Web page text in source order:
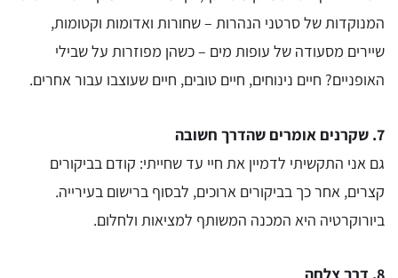
המנוקדות של סרטני הנהרות – שחורות ואדומות וקטומות,
שיירים מסעודה של עופות מים – כשהן מפוזרות על שבילי
האופניים? חיים נינוחים, חיים טובים, חיים שעוצבו עבור אחרים.
7. שקרנים אומרים שהדרך חשובה
גם אני התקשיתי לדמיין את חיי עד שחייתי: קודם בביקורים
קצרים, אחר כך בביקורים ארוכים, לבסוף ברישום בעירייה.
ביורוקרטיה היא המכנה המשותף למציאות ולחלום.